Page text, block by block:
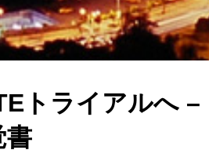
トライアルへ –
書